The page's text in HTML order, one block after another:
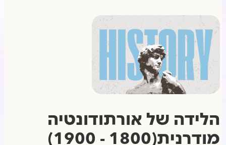
הלידה של אורתודונטיה
מודרנית(1800 - 1900)